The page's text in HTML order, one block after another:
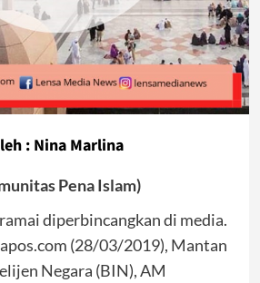
: Nina Marlina
Pena Islam)
diperbincangkan di media.
(28/03/2019), Mantan
Negara (BIN), AM